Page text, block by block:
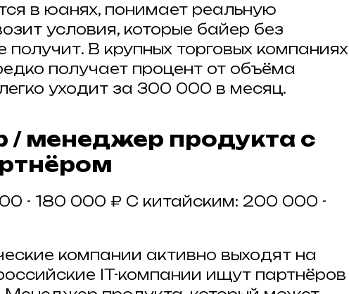
в юанях, понимает реальную
условия, которые байер без
получит. В крупных торговых компаниях
получает процент от объёма
уходит за 300 000 в месяц.
/ менеджер продукта с
- 180 000 ₽ С китайским: 200 000 -
компании активно выходят на
IT-компании ищут партнёров